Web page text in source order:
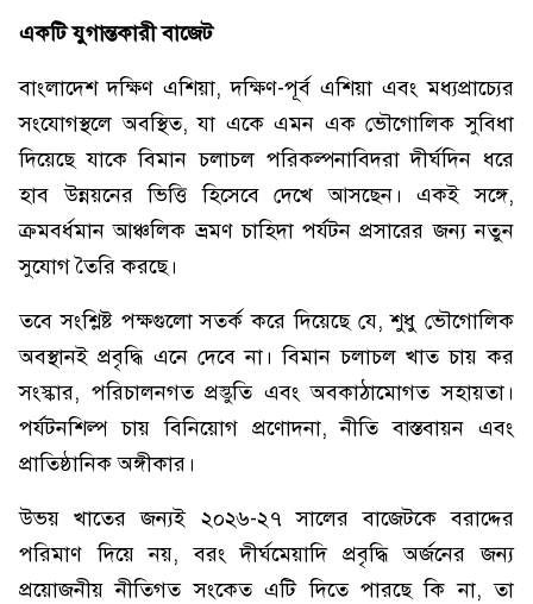
একটি যুগান্তকারী বাজেট
বাংলাদেশ দক্ষিণ এশিয়া, দক্ষিণ-পূর্ব এশিয়া এবং মধ্যপ্রাচ্যের
সংযোগস্থলে অবস্থিত, যা একে এমন এক ভৌগোলিক সুবিধা
দিয়েছে যাকে বিমান চলাচল পরিকল্পনাবিদরা দীর্ঘদিন ধরে
হাব উন্নয়নের ভিত্তি হিসেবে দেখে আসছেন। একই সঙ্গে,
ক্রমবর্ধমান আঞ্চলিক ভ্রমণ চাহিদা পর্যটন প্রসারের জন্য নতুন
সুযোগ তৈরি করছে।
তবে সংশ্লিষ্ট পক্ষগুলো সতর্ক করে দিয়েছে যে, শুধু ভৌগোলিক
অবস্থানই প্রবৃদ্ধি এনে দেবে না। বিমান চলাচল খাত চায় কর
সংস্কার, পরিচালনগত প্রস্তুতি এবং অবকাঠামোগত সহায়তা।
পর্যটনশিল্প চায় বিনিয়োগ প্রণোদনা, নীতি বাস্তবায়ন এবং
প্রাতিষ্ঠানিক অঙ্গীকার।
উভয় খাতের জন্যই ২০২৬-২৭ সালের বাজেটকে বরাদ্দের
পরিমাণ দিয়ে নয়, বরং দীর্ঘমেয়াদি প্রবৃদ্ধি অর্জনের জন্য
প্রয়োজনীয় নীতিগত সংকেত এটি দিতে পারছে কি না, তা